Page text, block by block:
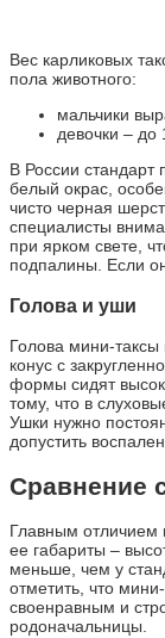
Вес карликовых
пола животного:
мальчики
девочки – до
В России стандарт
белый окрас,
чисто черная
специалисты
при ярком свете,
подпалины. Если
Голова и уши
Голова мини-таксы
конус с
формы сидят
тому, что в
Ушки нужно
допустить
Сравнение
Главным отличием
ее габариты –
меньше, чем у
отметить, что
своенравным и
родоначальницы.